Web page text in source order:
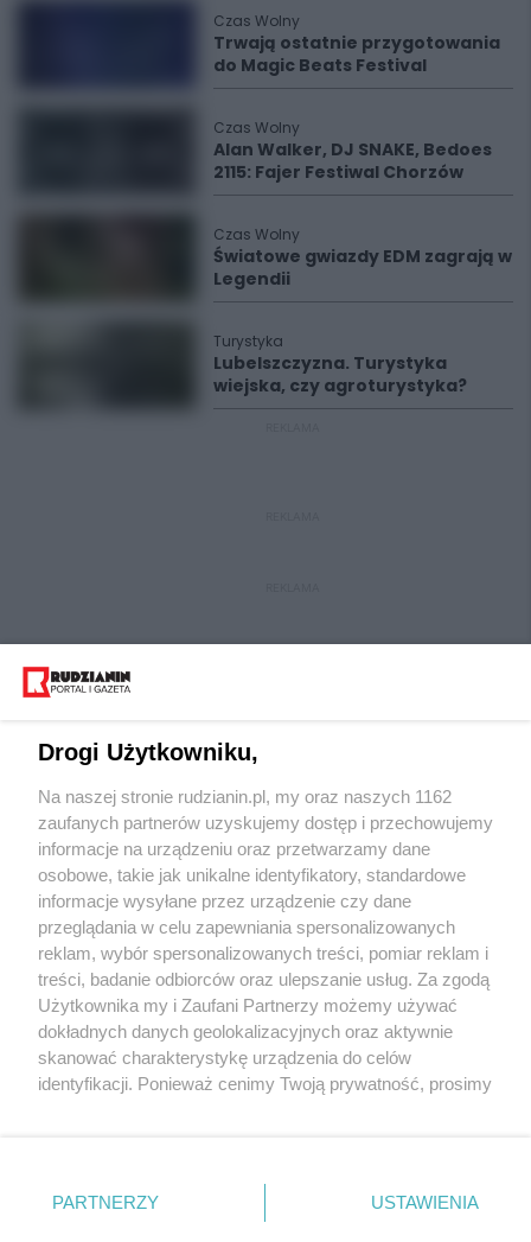
Czas Wolny
Trwają ostatnie przygotowania
do Magic Beats Festival
Czas Wolny
Alan Walker, DJ SNAKE, Bedoes
2115: Fajer Festiwal Chorzów
Czas Wolny
Światowe gwiazdy EDM zagrają w
Legendii
Turystyka
Lubelszczyzna. Turystyka
wiejska, czy agroturystyka?
Wydawca mediów lokalnych
Nie zapomnij
zapoznać się z:
polityką prywatności regulamin korzystania z portali
Twojemiasto
Piekary Śląskie
Chorzów
Tarnowskie Góry
Gliwice
Skontakuj sięz nami
Kontakt
Wydawca
Redakcja
Drogi Użytkowniku,
Na naszej stronie rudzianin.pl, my oraz naszych 1162
zaufanych partnerów uzyskujemy dostęp i przechowujemy
informacje na urządzeniu oraz przetwarzamy dane
osobowe, takie jak unikalne identyfikatory, standardowe
informacje wysyłane przez urządzenie czy dane
przeglądania w celu zapewniania spersonalizowanych
reklam, wybór spersonalizowanych treści, pomiar reklam i
treści, badanie odbiorców oraz ulepszanie usług. Za zgodą
Użytkownika my i Zaufani Partnerzy możemy używać
dokładnych danych geolokalizacyjnych oraz aktywnie
skanować charakterystykę urządzenia do celów
identyfikacji. Ponieważ cenimy Twoją prywatność, prosimy
prywatności znajdujący się w lewym dolnym rogu strony
. Niektóre rodzaje przetwarzania danych nie wymagają
PARTNERZY USTAWIENIA